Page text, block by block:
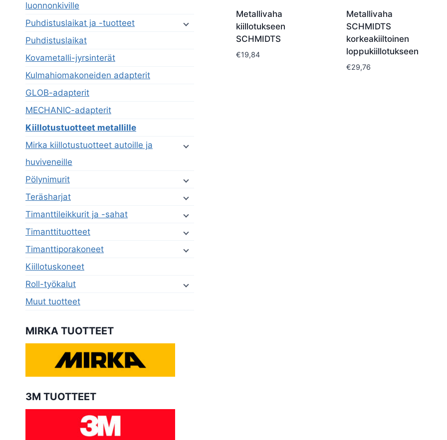
Metallivaha
kiillotukseen
SCHMIDTS
€19,84
Metallivaha
SCHMIDTS
korkeakiiltoinen
loppukiillotukseen
€29,76
luonnonkiville
Puhdistuslaikat ja -tuotteet
Puhdistuslaikat
Kovametalli-jyrsinterät
Kulmahiomakoneiden adapterit
GLOB-adapterit
MECHANIC-adapterit
Kiillotustuotteet metallille
Mirka kiillotustuotteet autoille ja
huviveneille
Pölynimurit
Teräsharjat
Timanttileikkurit ja -sahat
Timanttituotteet
Timanttiporakoneet
Kiillotuskoneet
Roll-työkalut
Muut tuotteet
MIRKA TUOTTEET
3M TUOTTEET